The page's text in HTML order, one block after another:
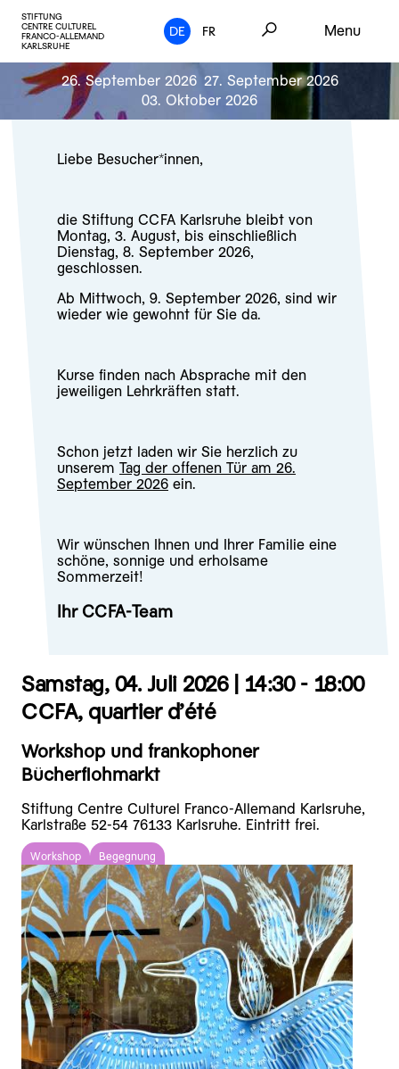
STIFTUNG
CENTRE CULTUREL
FRANCO-ALLEMAND
KARLSRUHE
DE FR Menu
26. September 2026 27. September 2026
03. Oktober 2026
Liebe Besucher*innen,
die Stiftung CCFA Karlsruhe bleibt von
Montag, 3. August, bis einschließlich
Dienstag, 8. September 2026,
geschlossen.
Ab Mittwoch, 9. September 2026, sind wir
wieder wie gewohnt für Sie da.
Kurse finden nach Absprache mit den
jeweiligen Lehrkräften statt.
Schon jetzt laden wir Sie herzlich zu
unserem Tag der offenen Tür am 26.
September 2026ein.
Wir wünschen Ihnen und Ihrer Familie eine
schöne, sonnige und erholsame
Sommerzeit!
Ihr CCFA-Team
Samstag, 04. Juli 2026 | 14:30 - 18:00
CCFA, quartier d’été
Workshop und frankophoner
Bücherflohmarkt
Stiftung Centre Culturel Franco-Allemand Karlsruhe,
Karlstraße 52-54 76133 Karlsruhe. Eintritt frei.
Workshop Begegnung